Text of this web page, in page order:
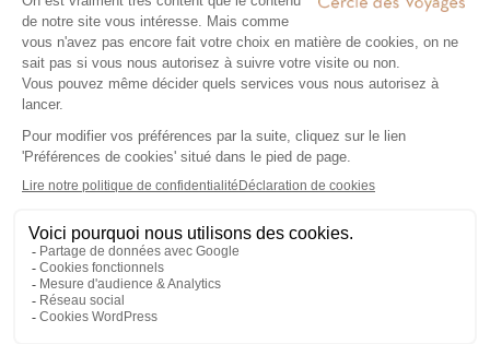
Un circuit accompagné àAbu Dhabi, vous permet de
bénéficiant du savoir de votre guide qui saura vous
transmettre sa passion.
Selon les circuits, vous découvriez différentes
richesses de ce petit pays : le Musée Universel du
Louvres Abu Dhabi, le Musée Guggenheim, la
magnifique Mosquée Sheikh Zayed, le Palais d’Al
Husn, le creek de Dubaï, le Bastakia, la Mosquée de
Jumeirah… Vous pourrez aussi tenter l’expérience d’un